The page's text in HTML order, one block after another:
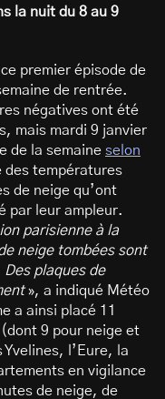
la nuit du 8 au 9
premier épisode de
de rentrée.
négatives ont été
mais mardi 9 janvier
de la semaine selon
des températures
de neige qu’ont
par leur ampleur.
parisienne à la
neige tombées sont
plaques de
», a indiqué Météo
a ainsi placé 11
9 pour neige et
l’Eure, la
en vigilance
de neige, de